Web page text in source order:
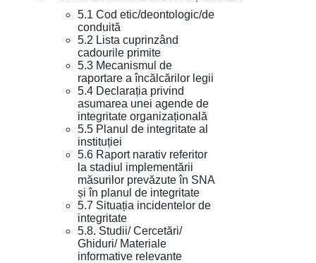
5.1 Cod etic/deontologic/de
conduită
5.2 Lista cuprinzând
cadourile primite
5.3 Mecanismul de
raportare a încălcărilor legii
5.4 Declarația privind
asumarea unei agende de
integritate organizațională
5.5 Planul de integritate al
instituției
5.6 Raport narativ referitor
la stadiul implementării
măsurilor prevăzute în SNA
și în planul de integritate
5.7 Situația incidentelor de
integritate
5.8. Studii/ Cercetări/
Ghiduri/ Materiale
informative relevante